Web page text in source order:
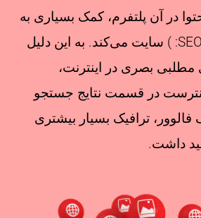
در آن پلتفرم، کمک بسیاری به
سئوی (بهینه‌سازیSEO: ) سایت می‌کند. به این دلیل
بصری در اینترنت،
در قسمت نتایج جستجو
ترافیک بسیار بیشتری
داشت.